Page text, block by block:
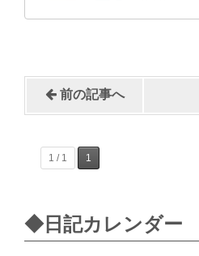
前の記事へ
1 / 1 1
◆日記カレンダー